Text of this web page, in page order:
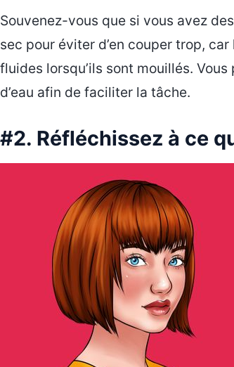
Souvenez-vous que si vous avez
sec pour éviter d’en couper trop,
fluides lorsqu’ils sont mouillés.
d’eau afin de faciliter la tâche.
#2. Réfléchissez à ce